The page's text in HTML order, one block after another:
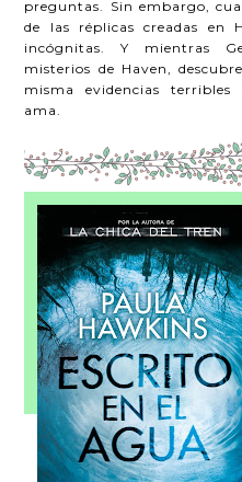
preguntas. Sin embargo,
de las réplicas creadas en
incógnitas. Y mientras
misterios de Haven,
misma evidencias
ama.